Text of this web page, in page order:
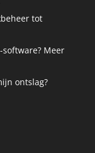
tot
Meer
ontslag?